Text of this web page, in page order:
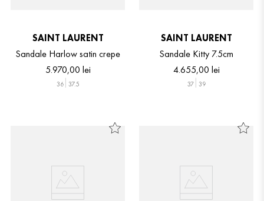
SAINT LAURENT
Sandale Harlow satin crepe
5.970,00 lei
36 37.5
SAINT LAURENT
Sandale Kitty 7.5cm
4.655,00 lei
37 39